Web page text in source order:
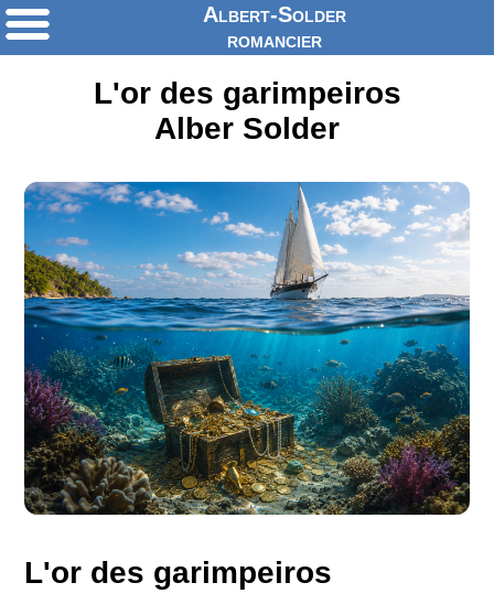
Albert-Solder
romancier
L'or des garimpeiros
Alber Solder
L'or des garimpeiros